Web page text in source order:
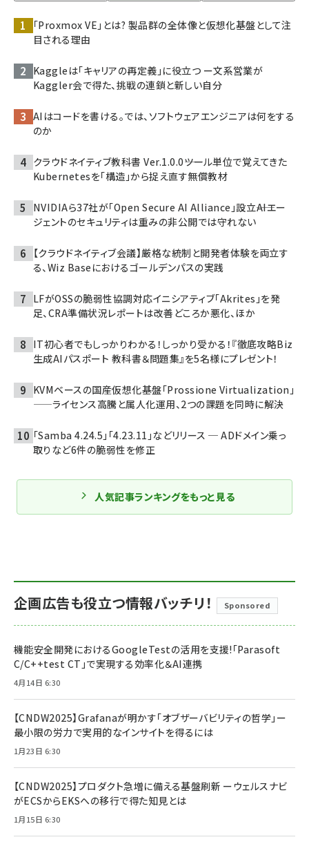
「Proxmox VE」とは? 製品群の全体像と仮想化基盤として注
目される理由
Kaggleは「キャリアの再定義」に役立つ ー文系営業が
Kaggler会で得た、挑戦の連鎖と新しい自分
AIはコードを書ける。では、ソフトウェアエンジニアは何をする
のか
クラウドネイティブ教科書 Ver.1.0.0――ツール単位で覚えてきた
Kubernetesを「構造」から捉え直す無償教材
NVIDIAら37社が「Open Secure AI Alliance」設立――AIエー
ジェントのセキュリティは重みの非公開では守れない
【クラウドネイティブ会議】厳格な統制と開発者体験を両立す
る、Wiz Baseにおけるゴールデンパスの実践
LFがOSSの脆弱性協調対応イニシアティブ「Akrites」を発
足、CRA準備状況レポートは改善どころか悪化、ほか
IT初心者でもしっかりわかる！しっかり受かる！『徹底攻略Biz
生成AIパスポート 教科書＆問題集』を5名様にプレゼント！
KVMベースの国産仮想化基盤「Prossione Virtualization」
——ライセンス高騰と属人化運用、2つの課題を同時に解決
「Samba 4.24.5」「4.23.11」などリリース ─ ADドメイン乗っ
取りなど6件の脆弱性を修正
人気記事ランキングをもっと見る
企画広告も役立つ情報バッチリ！ Sponsored
機能安全開発におけるGoogleTestの活用を支援!「Parasoft
C/C++test CT」で実現する効率化＆AI連携
4月14日 6:30
【CNDW2025】Grafanaが明かす「オブザーバビリティの哲学」ー
最小限の労力で実用的なインサイトを得るには
1月23日 6:30
【CNDW2025】プロダクト急増に備える基盤刷新 ーウェルスナビ
がECSからEKSへの移行で得た知見とは
1月15日 6:30